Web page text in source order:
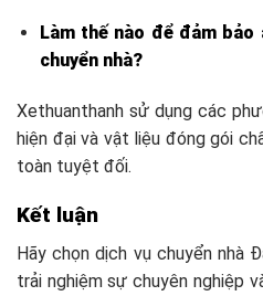
Làm thế nào để đảm
chuyển nhà?
Xethuanthanh sử dụng các
hiện đại và vật liệu đóng gói
toàn tuyệt đối.
Kết luận
Hãy chọn dịch vụ chuyển nhà
trải nghiệm sự chuyên nghiệp